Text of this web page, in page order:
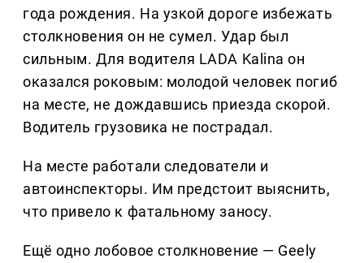
года рождения. На узкой дороге избежать
столкновения он не сумел. Удар был
сильным. Для водителя LADA Kalina он
оказался роковым: молодой человек погиб
на месте, не дождавшись приезда скорой.
Водитель грузовика не пострадал.
На месте работали следователи и
автоинспекторы. Им предстоит выяснить,
что привело к фатальному заносу.
Ещё одно лобовое столкновение — Geely